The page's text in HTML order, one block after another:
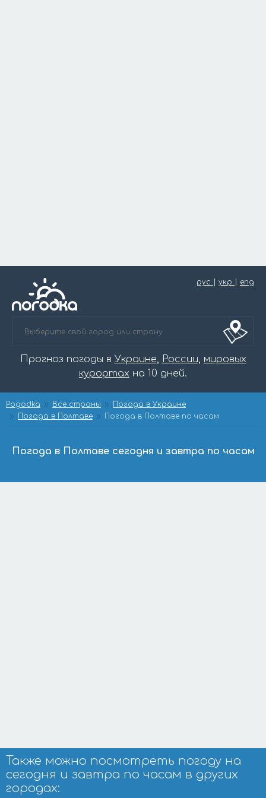
рус укр eng
Прогноз погоды в Украине, России, мировых
курортах на 10 дней.
Pogodka Все страны
Погода в Украине
Погода в Полтаве
Погода в Полтаве по часам
Погода в Полтаве сегодня и завтра по часам
Также можно посмотреть погоду на
сегодня и завтра по часам в других
городах: